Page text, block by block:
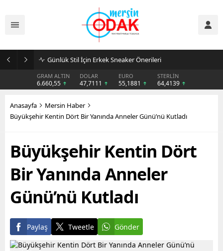
Günlük Stil İçin Erkek Sneaker Önerileri
GRAM ALTIN
6.660,55
DOLAR
47,7111
EURO
55,1881
STERLİN
64,4139
Anasayfa
Mersin Haber
Büyükşehir Kentin Dört Bir Yanında Anneler Günü’nü Kutladı
Büyükşehir Kentin Dört
Bir Yanında Anneler
Günü’nü Kutladı
Paylaş Tweetle Gönder